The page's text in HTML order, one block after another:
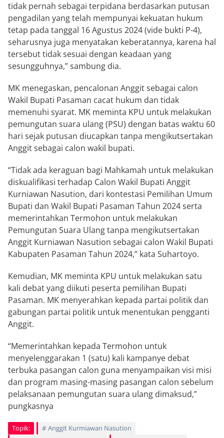
tidak pernah sebagai terpidana berdasarkan putusan
pengadilan yang telah mempunyai kekuatan hukum
tetap pada tanggal 16 Agustus 2024 (vide bukti P-4),
seharusnya juga menyatakan keberatannya, karena hal
tersebut tidak sesuai dengan keadaan yang
sesungguhnya,” sambung dia.
MK menegaskan, pencalonan Anggit sebagai calon
Wakil Bupati Pasaman cacat hukum dan tidak
memenuhi syarat. MK meminta KPU untuk melakukan
pemungutan suara ulang (PSU) dengan batas waktu 60
hari sejak putusan diucapkan tanpa mengikutsertakan
Anggit sebagai calon wakil bupati.
“Tidak ada keraguan bagi Mahkamah untuk melakukan
diskualifikasi terhadap Calon Wakil Bupati Anggit
Kurniawan Nasution, dari kontestasi Pemilihan Umum
Bupati dan Wakil Bupati Pasaman Tahun 2024 serta
memerintahkan Termohon untuk melakukan
Pemungutan Suara Ulang tanpa mengikutsertakan
Anggit Kurniawan Nasution sebagai calon Wakil Bupati
Kabupaten Pasaman Tahun 2024,” kata Suhartoyo.
Kemudian, MK meminta KPU untuk melakukan satu
kali debat yang diikuti peserta pemilihan Bupati
Pasaman. MK menyerahkan kepada partai politik dan
gabungan partai politik untuk menentukan pengganti
Anggit.
“Memerintahkan kepada Termohon untuk
menyelenggarakan 1 (satu) kali kampanye debat
terbuka pasangan calon guna menyampaikan visi misi
dan program masing-masing pasangan calon sebelum
pelaksanaan pemungutan suara ulang dimaksud,”
pungkasnya
Topik:
Anggit Kurmiawan Nasution